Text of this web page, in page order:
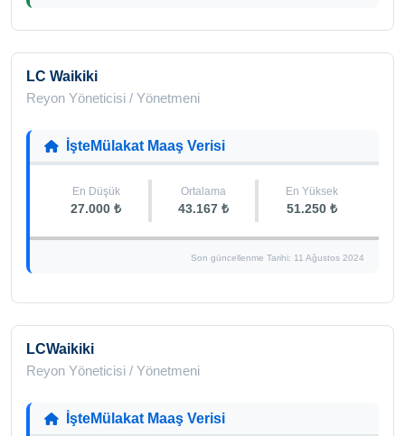
LC Waikiki
Reyon Yöneticisi / Yönetmeni
İşteMülakat Maaş Verisi
En Düşük
27.000 ₺
Ortalama
43.167 ₺
En Yüksek
51.250 ₺
Son güncellenme Tarihi: 11 Ağustos 2024
LCWaikiki
Reyon Yöneticisi / Yönetmeni
İşteMülakat Maaş Verisi